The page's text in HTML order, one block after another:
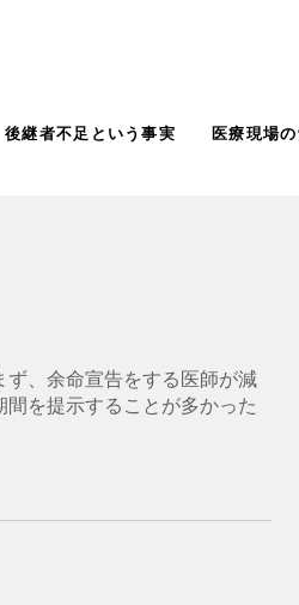
後継者不足という事実 医療現場
、余命宣告をする医師が減
を提示することが多かった